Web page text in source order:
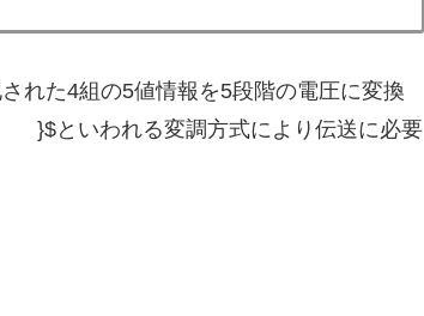
れた4組の5値情報を5段階の電圧に変換
}$といわれる変調方式により伝送に必要